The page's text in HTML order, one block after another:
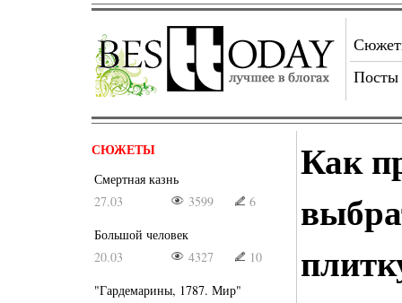
Посты
СЮЖЕТЫ
Смертная казнь
27.03
3599
6
Большой человек
20.03
4327
10
"Гардемарины, 1787. Мир"
Как